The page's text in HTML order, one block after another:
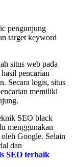
pengunjung
target keyword
situs web pada
pencarian
Secara logis, situs
memiliki
SEO black
menggunakan
Google. Selain
dan
SEO terbaik